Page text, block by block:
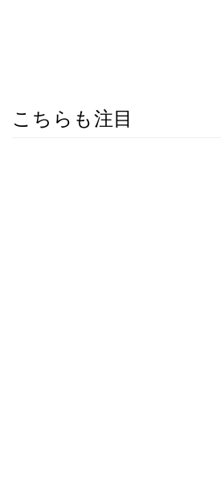
こちらも注目